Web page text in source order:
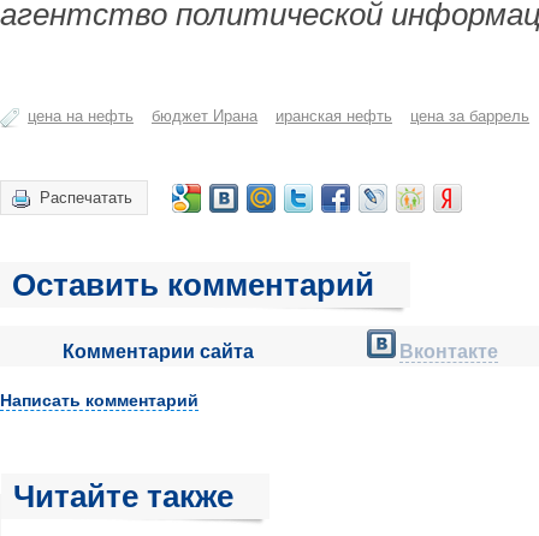
агентство политической
цена на нефть бюджет Ирана иранская нефть цена за баррель
Распечатать
Оставить комментарий
Комментарии сайта Вконтакте
Написать комментарий
Читайте также